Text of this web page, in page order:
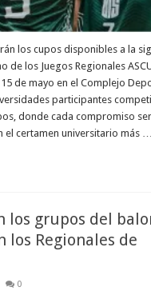
los cupos disponibles a la
de los Juegos Regionales
de mayo en el Complejo
participantes
donde cada compromiso
el certamen universitario más …
los grupos del
los Regionales de
0